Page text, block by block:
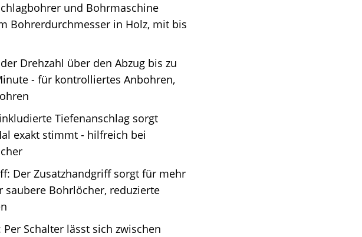
und Bohrmaschine
Bohrerdurchmesser in Holz, mit bis
Drehzahl über den Abzug bis zu
- für kontrolliertes Anbohren,
Tiefenanschlag sorgt
exakt stimmt - hilfreich bei
Der Zusatzhandgriff sorgt für mehr
Bohrlöcher, reduzierte
Schalter lässt sich zwischen